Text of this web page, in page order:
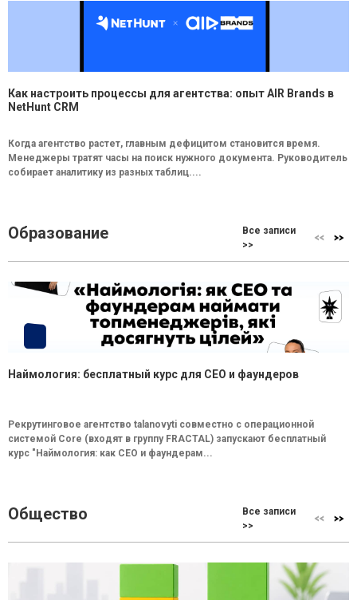
Как настроить процессы для агентства: опыт AIR Brands в
NetHunt CRM
Когда агентство растет, главным дефицитом становится время.
Менеджеры тратят часы на поиск нужного документа. Руководитель
собирает аналитику из разных таблиц....
Образование
Все записи
>>
Наймология: бесплатный курс для CEO и фаундеров
Рекрутинговое агентство talanovyti совместно с операционной
системой Core (входят в группу FRACTAL) запускают бесплатный
курс "Наймология: как СEO и фаундерам...
Общество
Все записи
>>